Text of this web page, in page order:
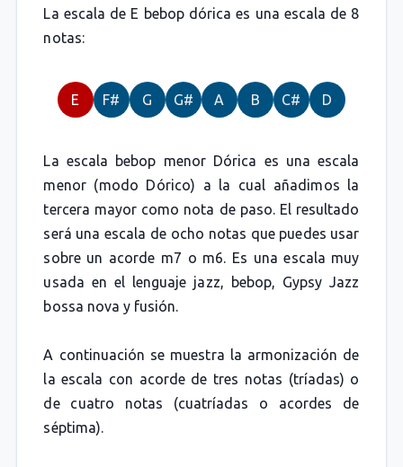
La escala de E bebop dórica es una escala de 8
notas:
E F# G G# A B C# D
La escala bebop menor Dórica es una escala
menor (modo Dórico) a la cual añadimos la
tercera mayor como nota de paso. El resultado
será una escala de ocho notas que puedes usar
sobre un acorde m7 o m6. Es una escala muy
usada en el lenguaje jazz, bebop, Gypsy Jazz
bossa nova y fusión.
A continuación se muestra la armonización de
la escala con acorde de tres notas (tríadas) o
de cuatro notas (cuatríadas o acordes de
séptima).